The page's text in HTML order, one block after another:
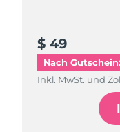
$ 49
Nach
Inkl. MwSt. und